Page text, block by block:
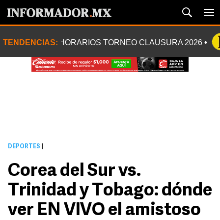
TENDENCIAS: HORARIOS TORNEO CLAUSURA 2026
DEPORTES
Corea del Sur vs.
Trinidad y Tobago: dónde
ver EN VIVO el amistoso